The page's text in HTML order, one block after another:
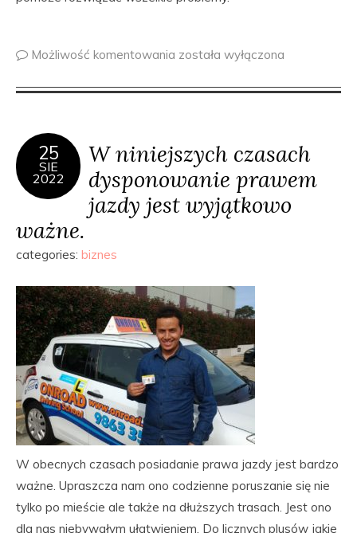
Możliwość komentowania została wyłączona
25
SIE
2022
W niniejszych czasach
dysponowanie prawem
jazdy jest wyjątkowo
ważne.
categories: biznes
W obecnych czasach posiadanie prawa jazdy jest bardzo
ważne. Upraszcza nam ono codzienne poruszanie się nie
tylko po mieście ale także na dłuższych trasach. Jest ono
dla nas niebywałym ułatwieniem. Do licznych plusów jakie